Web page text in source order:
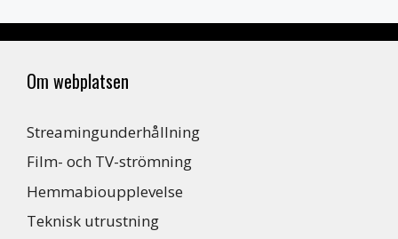
Om webplatsen
Streamingunderhållning
Film- och TV-strömning
Hemmabioupplevelse
Teknisk utrustning